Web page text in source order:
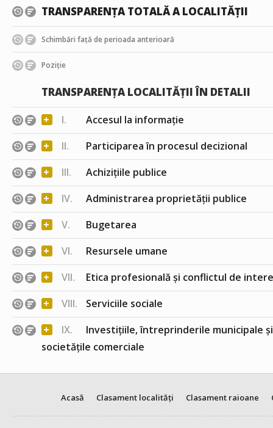
TRANSPARENȚA TOTALĂ A LOCALITĂȚII
Schimbări față de perioada anterioară
Poziție
TRANSPARENȚA LOCALITĂȚII ÎN DETALII
+
I. Accesul la informație
+ II. Participarea în procesul decizional
+ III. Achizițiile publice
+ IV. Administrarea proprietății publice
+ V. Bugetarea
+ VI. Resursele umane
+ VII. Etica profesională și conflictul de
+ VIII. Serviciile sociale
+ IX.
Investițiile, întreprinderile municipale
societățile comerciale
Acasă Clasament localități Clasament raioane